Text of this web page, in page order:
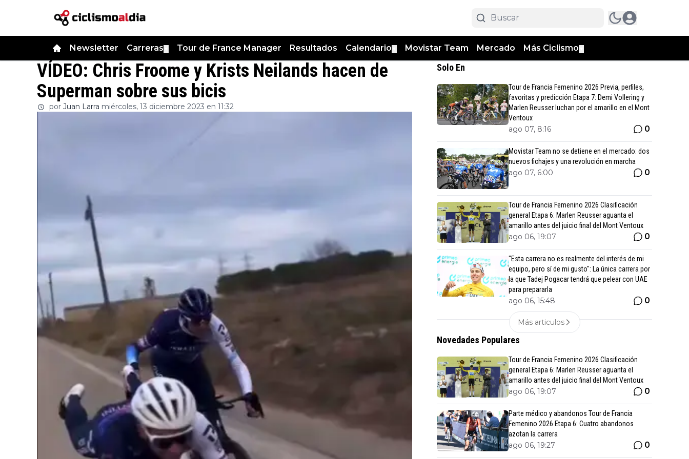
Newsletter Carreras Tour de France Manager Resultados Calendario Movistar Team Mercado Más Ciclismo
VÍDEO: Chris Froome y Krists Neilands hacen de
Superman sobre sus bicis
por Juan Larra miércoles, 13 diciembre 2023 en 11:32
Solo En
Tour de Francia Femenino 2026 Previa, perfiles,
favoritas y predicción Etapa 7: Demi Vollering y
Marlen Reusser luchan por el amarillo en el Mont
Ventoux
ago 07, 8:16 0
Movistar Team no se detiene en el mercado: dos
nuevos fichajes y una revolución en marcha
ago 07, 6:00 0
Tour de Francia Femenino 2026 Clasificación
general Etapa 6: Marlen Reusser aguanta el
amarillo antes del juicio final del Mont Ventoux
ago 06, 19:07 0
"Esta carrera no es realmente del interés de mi
equipo, pero sí de mi gusto": La única carrera por
la que Tadej Pogacar tendrá que pelear con UAE
para prepararla
ago 06, 15:48 0
Más articulos
Novedades Populares
Tour de Francia Femenino 2026 Clasificación
general Etapa 6: Marlen Reusser aguanta el
amarillo antes del juicio final del Mont Ventoux
ago 06, 19:07 0
Parte médico y abandonos Tour de Francia
Femenino 2026 Etapa 6: Cuatro abandonos
azotan la carrera
ago 06, 19:27 0